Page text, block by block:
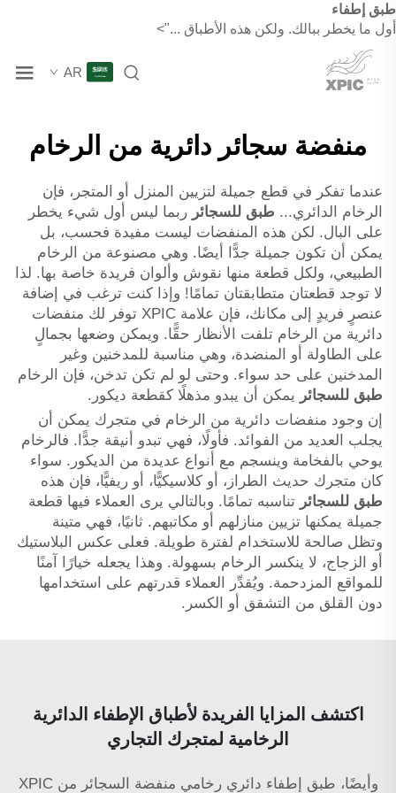
طبق إطفاء
أول ما يخطر ببالك. ولكن هذه الأطباق ...">
AR
منفضة سجائر دائرية من الرخام
عندما تفكر في قطع جميلة لتزيين المنزل أو المتجر، فإن
الرخام الدائري... طبق للسجائر ربما ليس أول شيء يخطر
على البال. لكن هذه المنفضات ليست مفيدة فحسب، بل
يمكن أن تكون جميلة جدًّا أيضًا. وهي مصنوعة من الرخام
الطبيعي، ولكل قطعة منها نقوش وألوان فريدة خاصة بها. لذا
لا توجد قطعتان متطابقتان تمامًا! وإذا كنت ترغب في إضافة
عنصرٍ فريدٍ إلى مكانك، فإن علامة XPIC توفر لك منفضات
دائرية من الرخام تلفت الأنظار حقًّا. ويمكن وضعها بجمالٍ
على الطاولة أو المنضدة، وهي مناسبة للمدخنين وغير
المدخنين على حد سواء. وحتى لو لم تكن تدخن، فإن الرخام
طبق للسجائر يمكن أن يبدو مذهلًا كقطعة ديكور.
إن وجود منفضات دائرية من الرخام في متجرك يمكن أن
يجلب العديد من الفوائد. فأولًا، فهي تبدو أنيقة جدًّا. فالرخام
يوحي بالفخامة وينسجم مع أنواع عديدة من الديكور. سواء
كان متجرك حديث الطراز، أو كلاسيكيًّا، أو ريفيًّا، فإن هذه
طبق للسجائر تناسبه تمامًا. وبالتالي يرى العملاء فيها قطعة
جميلة يمكنها تزيين منازلهم أو مكاتبهم. ثانيًا، فهي متينة
وتظل صالحة للاستخدام لفترة طويلة. فعلى عكس البلاستيك
أو الزجاج، لا ينكسر الرخام بسهولة. وهذا يجعله خيارًا آمنًا
للمواقع المزدحمة. ويُقدِّر العملاء قدرتهم على استخدامها
دون القلق من التشقق أو الكسر.
اكتشف المزايا الفريدة لأطباق الإطفاء الدائرية
الرخامية لمتجرك التجاري
وأيضًا، طبق إطفاء دائري رخامي منفضة السجائر
من XPIC